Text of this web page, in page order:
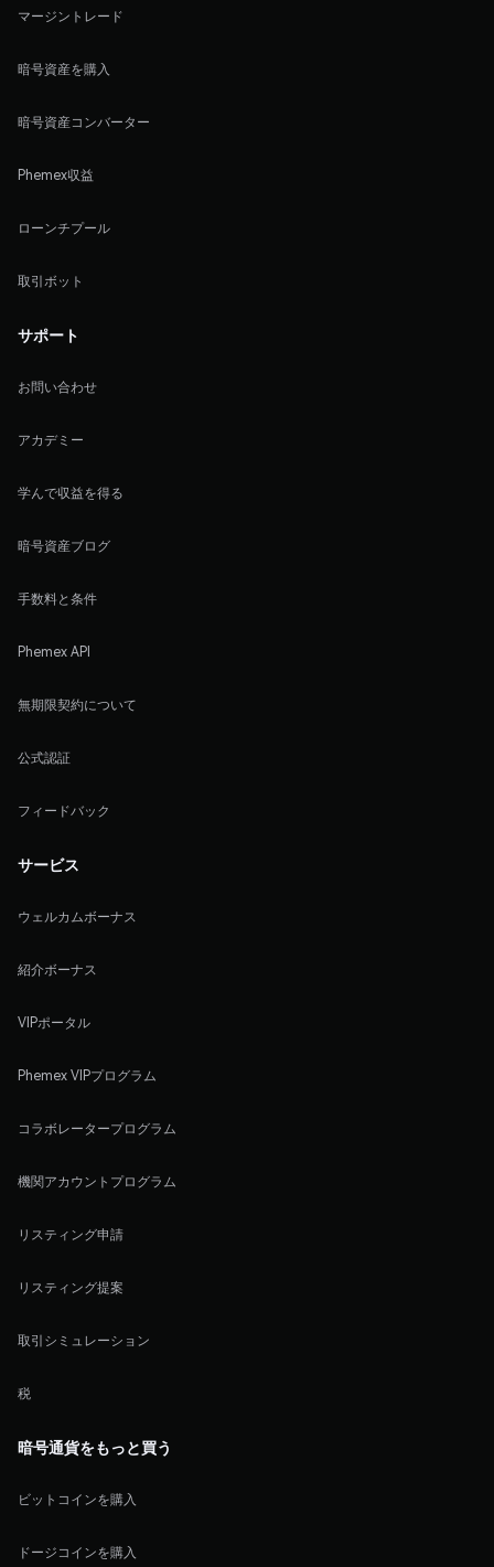
マージントレード
暗号資産を購入
暗号資産コンバーター
Phemex収益
ローンチプール
取引ボット
サポート
お問い合わせ
アカデミー
学んで収益を得る
暗号資産ブログ
手数料と条件
Phemex API
無期限契約について
公式認証
フィードバック
サービス
ウェルカムボーナス
紹介ボーナス
VIPポータル
Phemex VIPプログラム
コラボレータープログラム
機関アカウントプログラム
リスティング申請
リスティング提案
取引シミュレーション
税
暗号通貨をもっと買う
ビットコインを購入
ドージコインを購入